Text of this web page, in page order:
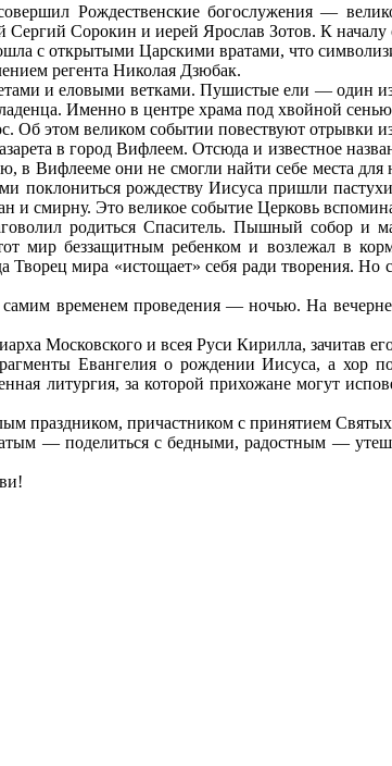
Рождественские богослужения —
Сорокин и иерей Ярослав Зотов. К началу
с открытыми Царскими вратами, что
регента Николая Дзюбак.
и еловыми ветками. Пушистые ели — один
Именно в центре храма под хвойной
Об этом великом событии повествуют отрывки
в город Вифлеем. Отсюда и известное
Вифлееме они не смогли найти себе места для
рождеству Иисуса пришли
смирну. Это великое событие Церковь
родиться Спаситель. Пышный собор и
мир беззащитным ребенком и возлежал в
Творец мира «истощает» себя ради творения.
самим временем проведения — ночью. На
Московского и всея Руси Кирилла, зачитав
Евангелия о рождении Иисуса, а
литургия, за которой прихожане могут
праздником, причастником с принятием
— поделиться с бедными, радостным —